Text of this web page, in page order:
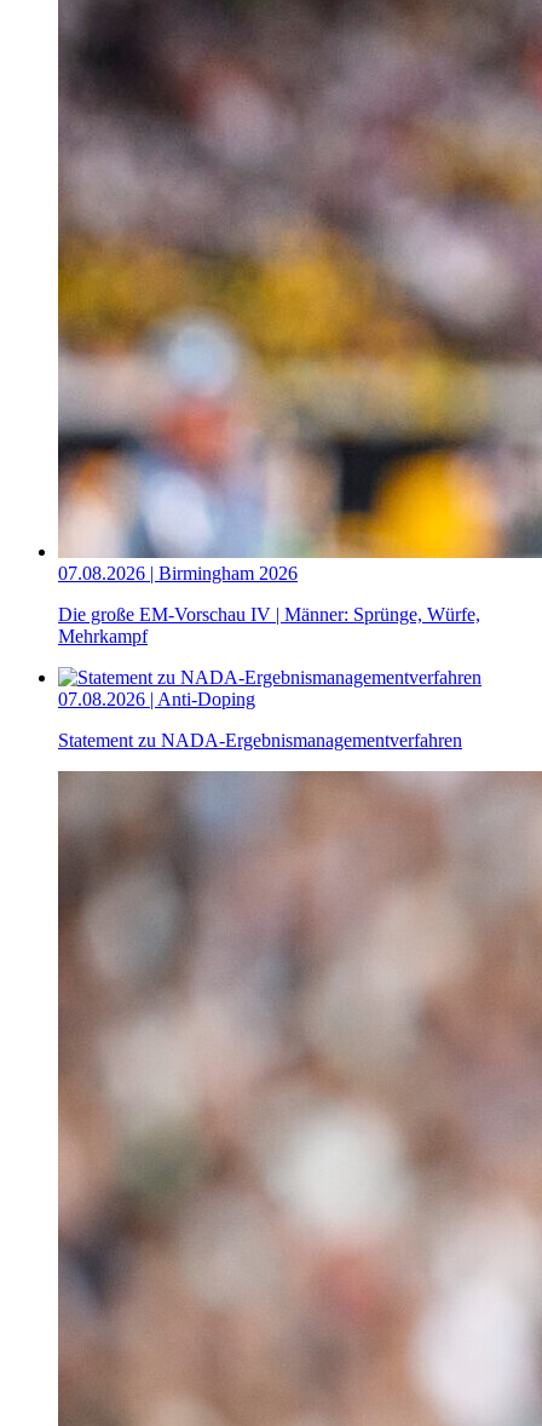
07.08.2026 | Birmingham 2026
Die große EM-Vorschau IV | Männer: Sprünge, Würfe,
Mehrkampf
07.08.2026 | Anti-Doping
Statement zu NADA-Ergebnismanagementverfahren